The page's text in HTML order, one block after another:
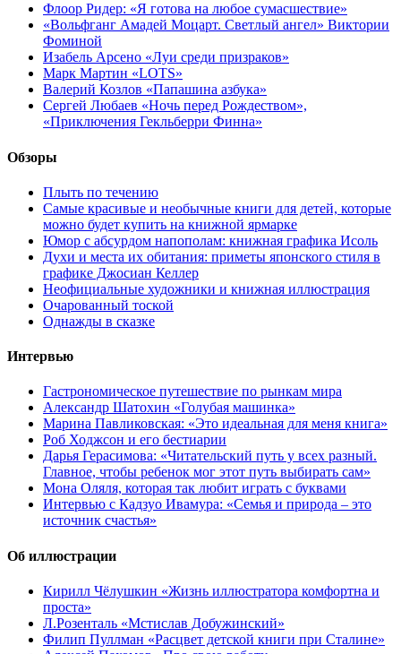
Флоор Ридер: «Я готова на любое сумасшествие»
«Вольфганг Амадей Моцарт. Светлый ангел» Виктории
Фоминой
Изабель Арсено «Луи среди призраков»
Марк Мартин «LOTS»
Валерий Козлов «Папашина азбука»
Сергей Любаев «Ночь перед Рождеством»,
«Приключения Гекльберри Финна»
Обзоры
Плыть по течению
Самые красивые и необычные книги для детей, которые
можно будет купить на книжной ярмарке
Юмор с абсурдом напополам: книжная графика Исоль
Духи и места их обитания: приметы японского стиля в
графике Джосиан Келлер
Неофициальные художники и книжная иллюстрация
Очарованный тоской
Однажды в сказке
Интервью
Гастрономическое путешествие по рынкам мира
Александр Шатохин «Голубая машинка»
Марина Павликовская: «Это идеальная для меня книга»
Роб Ходжсон и его бестиарии
Дарья Герасимова: «Читательский путь у всех разный.
Главное, чтобы ребенок мог этот путь выбирать сам»
Мона Оляля, которая так любит играть с буквами
Интервью с Кадзуо Ивамура: «Семья и природа – это
источник счастья»
Об иллюстрации
Кирилл Чёлушкин «Жизнь иллюстратора комфортна и
проста»
Л.Розенталь «Мстислав Добужинский»
Филип Пуллман «Расцвет детской книги при Сталине»